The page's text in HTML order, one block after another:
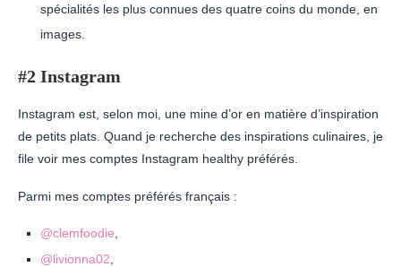
spécialités les plus connues des quatre coins du monde, en
images.
#2 Instagram
Instagram est, selon moi, une mine d’or en matière d’inspiration
de petits plats. Quand je recherche des inspirations culinaires, je
file voir mes comptes Instagram healthy préférés.
Parmi mes comptes préférés français :
@clemfoodie
@livionna02